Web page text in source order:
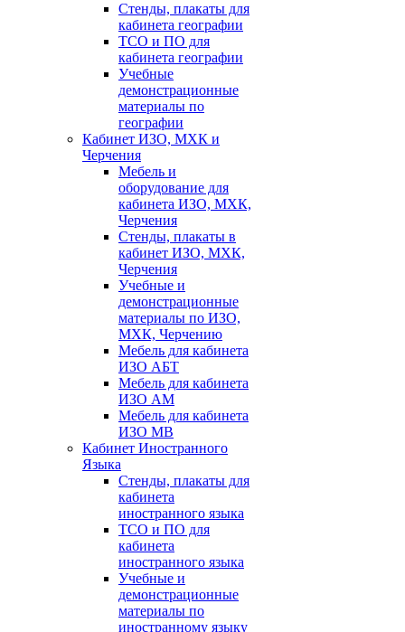
Стенды, плакаты для
кабинета географии
ТСО и ПО для
кабинета географии
Учебные
демонстрационные
материалы по
географии
Кабинет ИЗО, МХК и
Черчения
Мебель и
оборудование для
кабинета ИЗО, МХК,
Черчения
Стенды, плакаты в
кабинет ИЗО, МХК,
Черчения
Учебные и
демонстрационные
материалы по ИЗО,
МХК, Черчению
Мебель для кабинета
ИЗО АБТ
Мебель для кабинета
ИЗО АМ
Мебель для кабинета
ИЗО МВ
Кабинет Иностранного
Языка
Стенды, плакаты для
кабинета
иностранного языка
ТСО и ПО для
кабинета
иностранного языка
Учебные и
демонстрационные
материалы по
иностранному языку